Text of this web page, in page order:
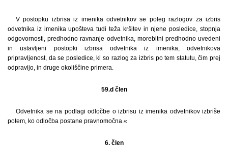
V postopku izbrisa iz imenika odvetnikov se poleg razlogov za izbris
odvetnika iz imenika upošteva tudi teža kršitev in njene posledice, stopnja
odgovornosti, predhodno ravnanje odvetnika, morebitni predhodno uvedeni
in ustavljeni postopki izbrisa odvetnika iz imenika, odvetnikova
pripravljenost, da se posledice, ki so razlog za izbris po tem statutu, čim prej
odpravijo, in druge okoliščine primera.
59.d člen
Odvetnika se na podlagi odločbe o izbrisu iz imenika odvetnikov izbriše
potem, ko odločba postane pravnomočna.«
6. člen